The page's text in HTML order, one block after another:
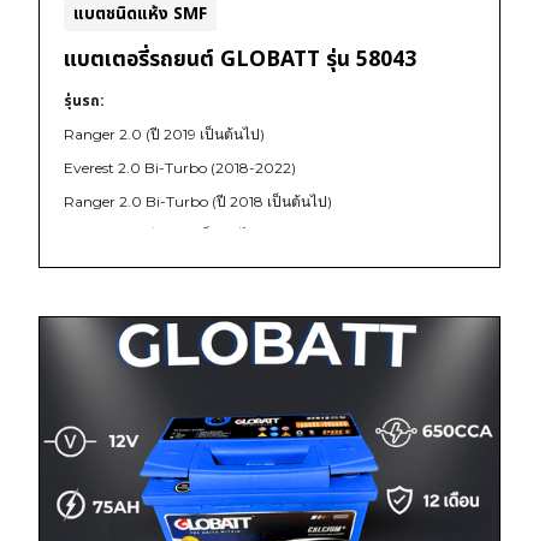
แบตชนิดแห้ง SMF
แบตเตอรี่รถยนต์ GLOBATT รุ่น 58043
รุ่นรถ:
Ranger 2.0 (ปี 2019 เป็นต้นไป)
Everest 2.0 Bi-Turbo (2018-2022)
Ranger 2.0 Bi-Turbo (ปี 2018 เป็นต้นไป)
Ranger Raptor (ปี 2018 เป็นต้นไป)